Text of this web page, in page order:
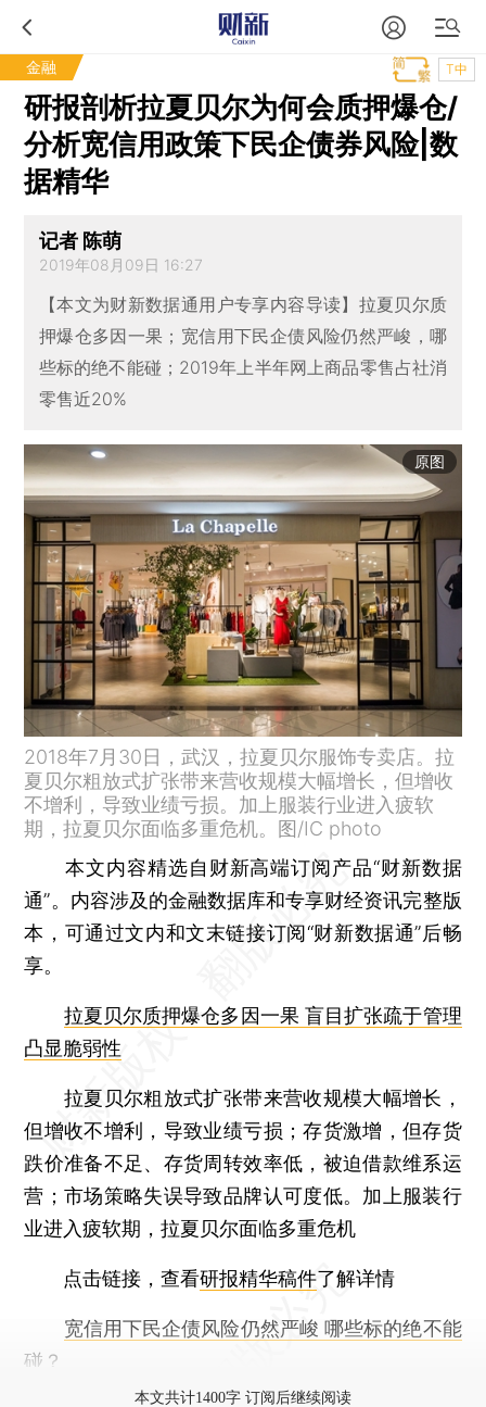
金融 T中
研报剖析拉夏贝尔为何会质押爆仓/
分析宽信用政策下民企债券风险|数
据精华
记者 陈萌
2019年08月09日 16:27
【本文为财新数据通用户专享内容导读】拉夏贝尔质
押爆仓多因一果；宽信用下民企债风险仍然严峻，哪
些标的绝不能碰；2019年上半年网上商品零售占社消
零售近20%
原图
2018年7月30日，武汉，拉夏贝尔服饰专卖店。拉
夏贝尔粗放式扩张带来营收规模大幅增长，但增收
不增利，导致业绩亏损。加上服装行业进入疲软
期，拉夏贝尔面临多重危机。图/IC photo
本文内容精选自财新高端订阅产品“财新数据
通”。内容涉及的金融数据库和专享财经资讯完整版
本，可通过文内和文末链接订阅“财新数据通”后畅
享。
拉夏贝尔质押爆仓多因一果 盲目扩张疏于管理
凸显脆弱性
拉夏贝尔粗放式扩张带来营收规模大幅增长，
但增收不增利，导致业绩亏损；存货激增，但存货
跌价准备不足、存货周转效率低，被迫借款维系运
营；市场策略失误导致品牌认可度低。加上服装行
业进入疲软期，拉夏贝尔面临多重危机
点击链接，查看研报精华稿件了解详情
宽信用下民企债风险仍然严峻 哪些标的绝不能
碰？
本文共计1400字 订阅后继续阅读